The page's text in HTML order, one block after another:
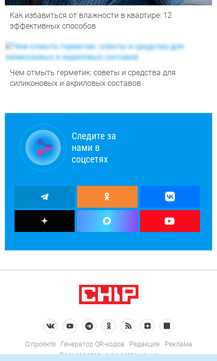
Как избавиться от влажности в квартире: 12
эффективных способов
Чем отмыть герметик: советы и средства для
силиконовых и акриловых составов
Следите за
нами в
соцсетях
О проекте Генератор QR-кодов Редакция
Реклама
Пользовательское соглашение